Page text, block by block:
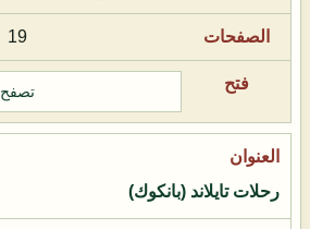
19
تصفح
رحلات تايلاند (بانكوك)